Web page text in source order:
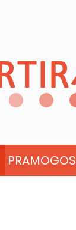
PRAMOGOS